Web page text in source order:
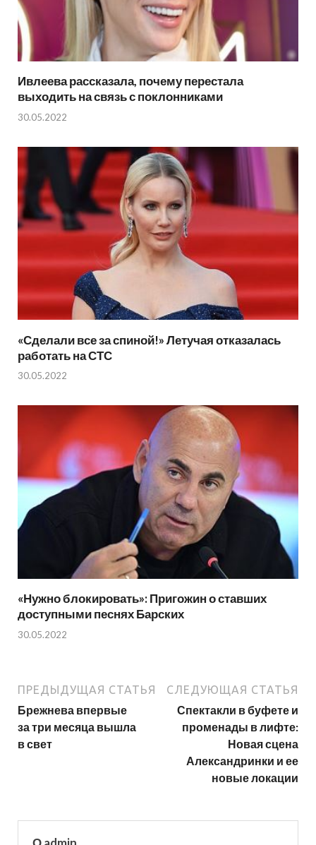
Ивлеева рассказала, почему перестала
выходить на связь с поклонниками
30.05.2022
«Сделали все за спиной!» Летучая отказалась
работать на СТС
30.05.2022
«Нужно блокировать»: Пригожин о ставших
доступными песнях Барских
30.05.2022
ПРЕДЫДУЩАЯ СТАТЬЯ
Брежнева впервые
за три месяца вышла
в свет
СЛЕДУЮЩАЯ СТАТЬЯ
Спектакли в буфете и
променады в лифте:
Новая сцена
Александринки и ее
новые локации